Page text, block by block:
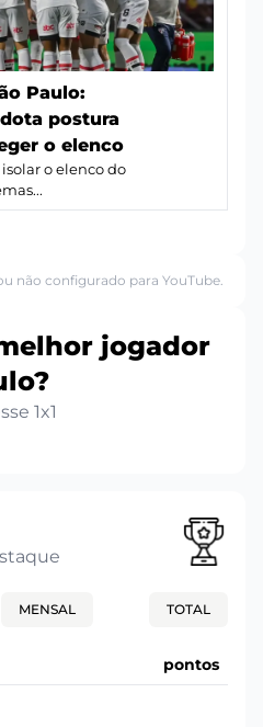
Paulo:
postura
o elenco
o elenco do
não configurado para YouTube.
jogador
1x1
MENSAL TOTAL
pontos